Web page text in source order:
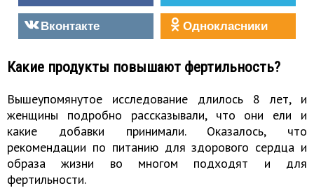
Вконтакте
Однокласники
Какие продукты повышают фертильность?
Вышеупомянутое исследование длилось 8 лет, и
женщины подробно рассказывали, что они ели и
какие добавки принимали. Оказалось, что
рекомендации по питанию для здорового сердца и
образа жизни во многом подходят и для
фертильности.